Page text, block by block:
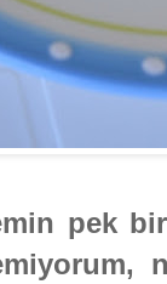
pek